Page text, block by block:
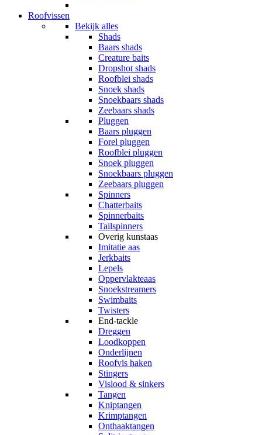
Roofvissen
Bekijk alles
Shads
Baars shads
Creature baits
Dropshot shads
Roofblei shads
Snoek shads
Snoekbaars shads
Zeebaars shads
Pluggen
Baars pluggen
Forel pluggen
Roofblei pluggen
Snoek pluggen
Snoekbaars pluggen
Zeebaars pluggen
Spinners
Chatterbaits
Spinnerbaits
Tailspinners
Overig kunstaas
Imitatie aas
Jerkbaits
Lepels
Oppervlakteaas
Snoekstreamers
Swimbaits
Twisters
End-tackle
Dreggen
Loodkoppen
Onderlijnen
Roofvis haken
Stingers
Vislood & sinkers
Tangen
Kniptangen
Krimptangen
Onthaaktangen